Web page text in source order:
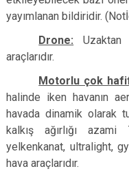
yayımlanan bildiridir.
Drone: Uzaktan
araçlarıdır.
Motorlu çok
halinde iken havanın
havada dinamik olarak
kalkış ağırlığı
yelkenkanat, ultralight,
hava araçlarıdır.